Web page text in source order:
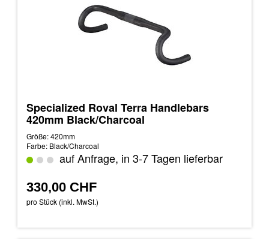
Specialized Roval Terra Handlebars
420mm Black/Charcoal
Größe: 420mm
Farbe: Black/Charcoal
auf Anfrage, in 3-7 Tagen lieferbar
330,00 CHF
pro Stück (inkl. MwSt.)